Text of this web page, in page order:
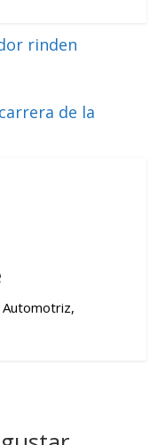
rinden
de la